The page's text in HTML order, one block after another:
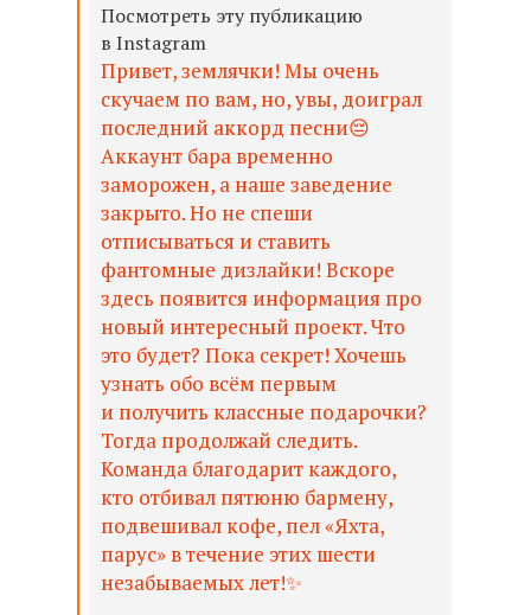
Посмотреть эту публикацию
в Instagram
Привет, землячки! Мы очень
скучаем по вам, но, увы, доиграл
последний аккорд песни😔 ⠀
Аккаунт бара временно
заморожен, а наше заведение
закрыто. Но не спеши
отписываться и ставить
фантомные дизлайки! Вскоре
здесь появится информация про
новый интересный проект. Что
это будет? Пока секрет! Хочешь
узнать обо всём первым
и получить классные подарочки?
Тогда продолжай следить.
Команда благодарит каждого,
кто отбивал пятюню бармену,
подвешивал кофе, пел «Яхта,
парус» в течение этих шести
незабываемых лет!✨